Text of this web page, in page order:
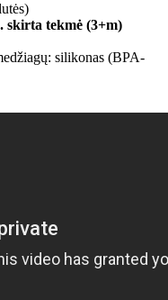
skirta tekmė (3+m)
silikonas (BPA-